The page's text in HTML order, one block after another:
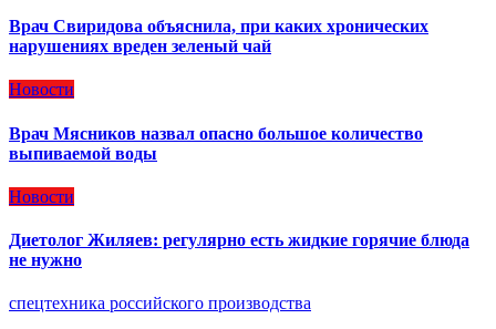
Врач Свиридова объяснила, при каких хронических
нарушениях вреден зеленый чай
Новости
Врач Мясников назвал опасно большое количество
выпиваемой воды
Новости
Диетолог Жиляев: регулярно есть жидкие горячие блюда
не нужно
спецтехника российского производства